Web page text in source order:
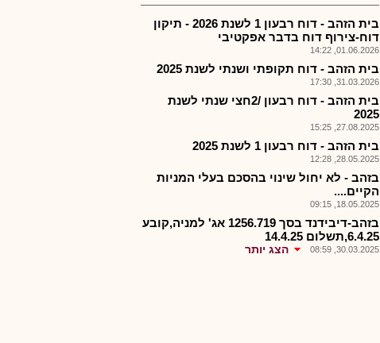
בית הזהב - דוח רבעון 1 לשנת 2026 - תיקון
דוח-צירוף דוח בדבר אפקטיבי
01.06.2026, 14:22
בית הזהב - דוח תקופתי ושנתי לשנת 2025
31.03.2026, 17:30
בית הזהב - דוח רבעון /2חצי שנתי לשנת
2025
27.08.2025, 15:25
בית הזהב - דוח רבעון 1 לשנת 2025
28.05.2025, 12:28
בזהב - לא יחול שינוי בהסכם בעלי המניות
הקיים....
18.05.2025, 09:15
בזהב-דיבידנד בסך 1256.719 אג' למניה,קובע
6.4.25,תשלום 14.4.25
30.03.2025, 08:59 הצג יותר